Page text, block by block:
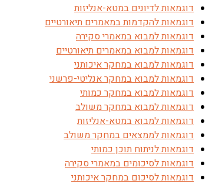
דוגמאות לדיונים במטא-אנליזות
דוגמאות להקדמות במאמרים תיאורטיים
דוגמאות למבוא במאמרי סקירה
דוגמאות למבוא במאמרים תיאורטיים
דוגמאות למבוא במחקר איכותני
דוגמאות למבוא במחקר אנליטי-פרשני
דוגמאות למבוא במחקר כמותי
דוגמאות למבוא במחקר משולב
דוגמאות למבוא במטא-אנליזות
דוגמאות לממצאים במחקר משולב
דוגמאות לניתוח תוכן כמותי
דוגמאות לסיכומים במאמרי סקירה
דוגמאות לסיכום במחקר איכותני